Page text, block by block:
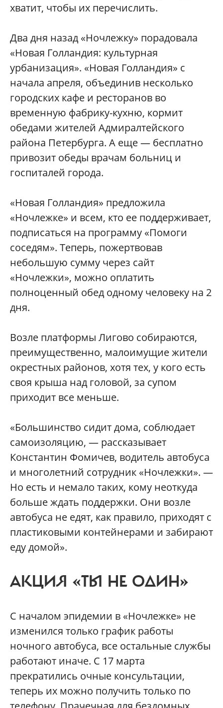
хватит, чтобы их перечислить.
Два дня назад «Ночлежку» порадовала
«Новая Голландия: культурная
урбанизация». «Новая Голландия» с
начала апреля, объединив несколько
городских кафе и ресторанов во
временную фабрику-кухню, кормит
обедами жителей Адмиралтейского
района Петербурга. А еще — бесплатно
привозит обеды врачам больниц и
госпиталей города.
«Новая Голландия» предложила
«Ночлежке» и всем, кто ее поддерживает,
подписаться на программу «Помоги
соседям». Теперь, пожертвовав
небольшую сумму через сайт
«Ночлежки», можно оплатить
полноценный обед одному человеку на 2
дня.
Возле платформы Лигово собираются,
преимущественно, малоимущие жители
окрестных районов, хотя тех, у кого есть
своя крыша над головой, за супом
приходит все меньше.
«Большинство сидит дома, соблюдает
самоизоляцию, — рассказывает
Константин Фомичев, водитель автобуса
и многолетний сотрудник «Ночлежки». —
Но есть и немало таких, кому неоткуда
больше ждать поддержки. Они возле
автобуса не едят, как правило, приходят с
пластиковыми контейнерами и забирают
еду домой».
АКЦИЯ «ТЫ НЕ ОДИН»
С началом эпидемии в «Ночлежке» не
изменился только график работы
ночного автобуса, все остальные службы
работают иначе. С 17 марта
прекратились очные консультации,
теперь их можно получить только по